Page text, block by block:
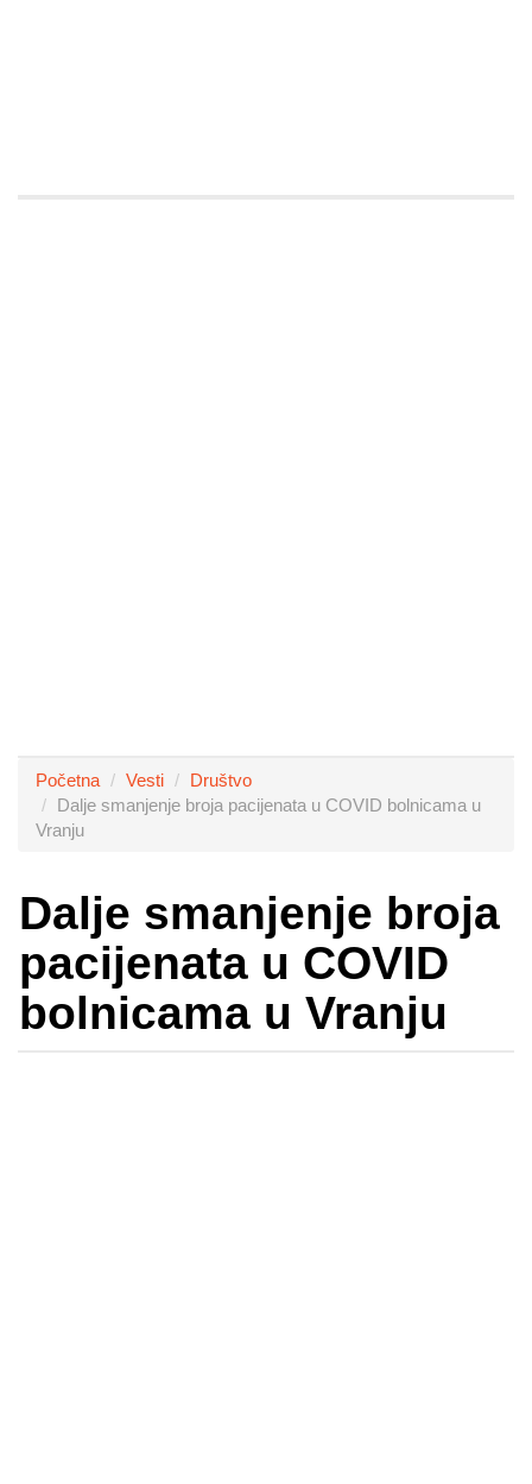
Početna Vesti
Društvo
Dalje smanjenje broja pacijenata u COVID bolnicama u
Vranju
Dalje smanjenje broja
pacijenata u COVID
bolnicama u Vranju